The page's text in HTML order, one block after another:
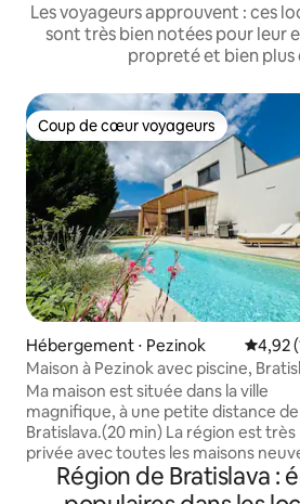
Les voyageurs approuvent : ces
sont très bien notées pour leur
propreté et bien plus
Coup de cœur voyageurs
Coup de cœur voyageurs
Hébergement ⋅ Pezinok
4,92
Maison à Pezinok avec piscine,
Ma maison est située dans la ville
magnifique, à une petite distance de
Bratislava.(20 min) La région est très
privée avec toutes les maisons
autour, très proche des vignobles et
bois à proximité. Il est adapté pour
Région de Bratislava :